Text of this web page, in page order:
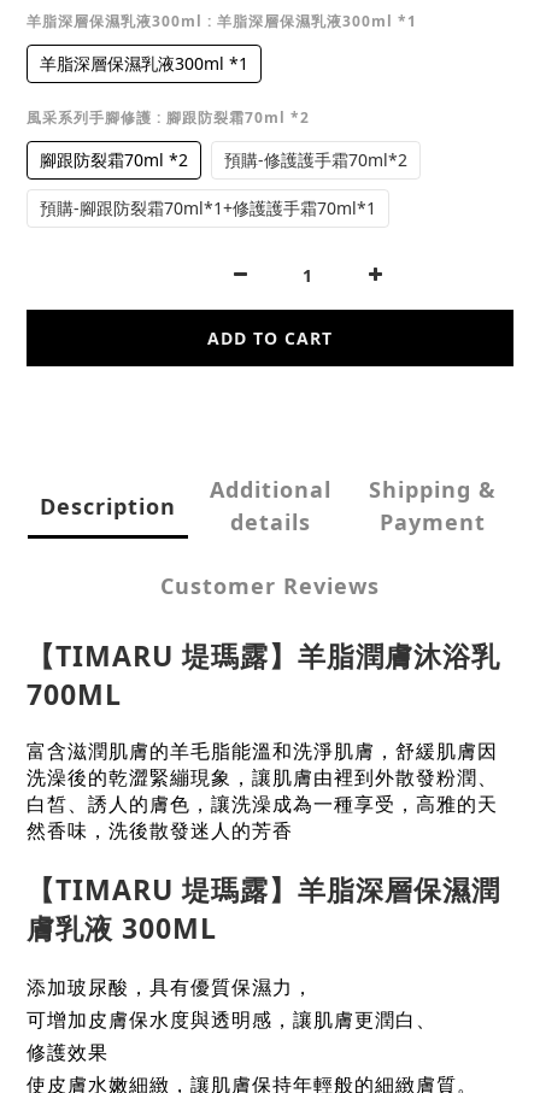
羊脂深層保濕乳液300ml : 羊脂深層保濕乳液300ml *1
羊脂深層保濕乳液300ml *1
風采系列手腳修護 : 腳跟防裂霜70ml *2
腳跟防裂霜70ml *2 預購-修護護手霜70ml*2
預購-腳跟防裂霜70ml*1+修護護手霜70ml*1
ADD TO CART
Description
Additional
details
Shipping &
Payment
Customer Reviews
【TIMARU 堤瑪露】羊脂潤膚沐浴乳
700ML
富含滋潤肌膚的羊毛脂能溫和洗淨肌膚，舒緩肌膚因
洗澡後的乾澀緊繃現象，讓肌膚由裡到外散發粉潤、
白皙、誘人的膚色，讓洗澡成為一種享受，高雅的天
然香味，洗後散發迷人的芳香
【TIMARU 堤瑪露】羊脂深層保濕潤
膚乳液 300ML
添加玻尿酸，具有優質保濕力，
可增加皮膚保水度與透明感， 讓肌膚更潤白、
修護效果
使皮膚水嫩細緻，讓肌膚保持年輕般的細緻膚質。